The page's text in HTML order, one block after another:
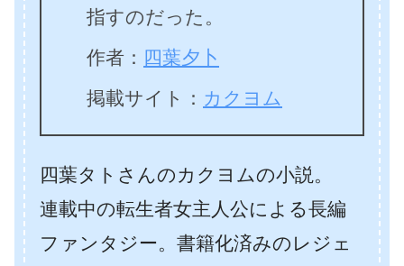
指すのだった。
作者： 四葉夕卜
掲載サイト： カクヨム
四葉タトさんのカクヨムの小説。
連載中の転生者女主人公による長編
ファンタジー。書籍化済みのレジェ